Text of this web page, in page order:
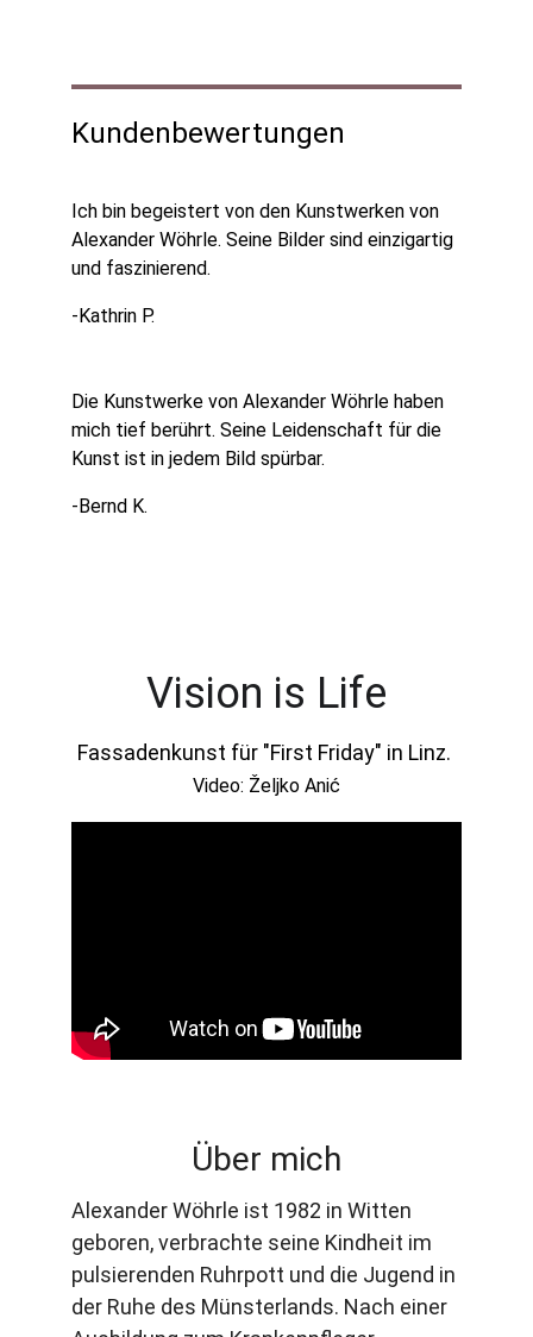
Kundenbewertungen
Ich bin begeistert von den Kunstwerken von
Alexander Wöhrle. Seine Bilder sind einzigartig
und faszinierend.
-Kathrin P.
Die Kunstwerke von Alexander Wöhrle haben
mich tief berührt. Seine Leidenschaft für die
Kunst ist in jedem Bild spürbar.
-Bernd K.
Vision is Life
Fassadenkunst für "First Friday" in Linz.
Video: Željko Anić
Über mich
Alexander Wöhrle ist 1982 in Witten
geboren, verbrachte seine Kindheit im
pulsierenden Ruhrpott und die Jugend in
der Ruhe des Münsterlands. Nach einer